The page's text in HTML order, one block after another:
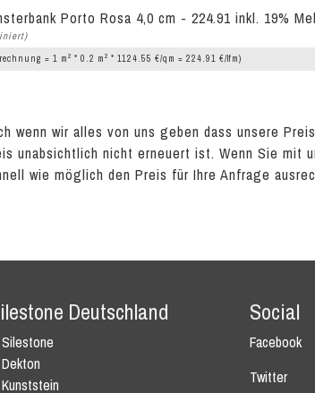
Porto Rosa 4,0 cm - 224.91 inkl. 19%
= 1 m 2 * 0.2 m 2 * 1124.55 €/qm = 224.91 €/lfm)
wenn wir alles von uns geben dass unsere
unabsichtlich nicht erneuert ist. Wenn Sie mit
wie möglich den Preis für Ihre Anfrage
Deutschland
Silestone
Dekton
Kunststein
Social
Facebook
Twitter